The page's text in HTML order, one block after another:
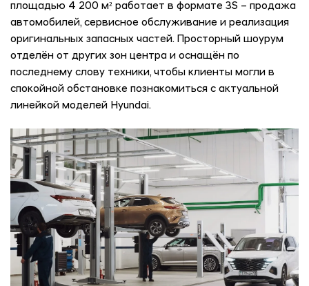
площадью 4 200 м² работает в формате 3S – продажа
автомобилей, сервисное обслуживание и реализация
оригинальных запасных частей. Просторный шоурум
отделён от других зон центра и оснащён по
последнему слову техники, чтобы клиенты могли в
спокойной обстановке познакомиться с актуальной
линейкой моделей Hyundai.